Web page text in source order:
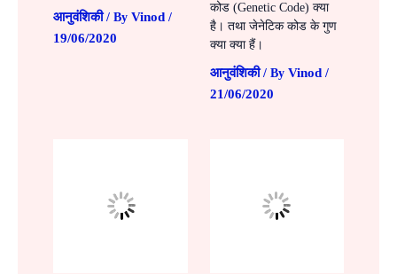
आनुवंशिकी/ By Vinod /
19/06/2020
कोड (Genetic Code) क्या
है। तथा जेनेटिक कोड के गुण
क्या क्या हैं।
आनुवंशिकी/ By Vinod /
21/06/2020